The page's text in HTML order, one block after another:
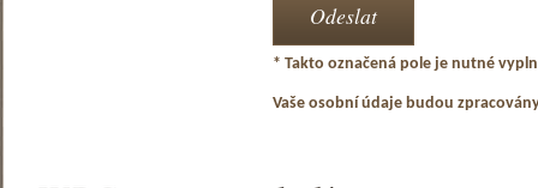
* Takto označená pole je nutné
Vaše osobní údaje budou